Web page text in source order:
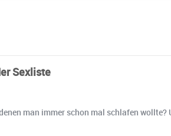
Sexliste
man immer schon mal schlafen